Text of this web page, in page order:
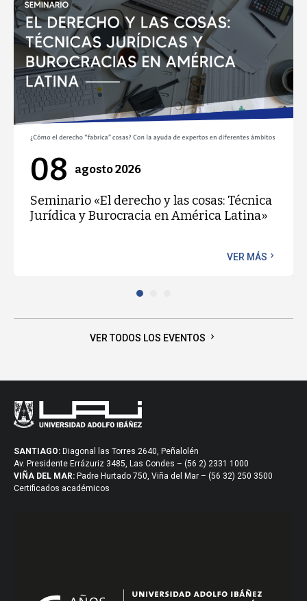
08 agosto 2026
Seminario «El derecho y las cosas: Técnica
Jurídica y Burocracia en América Latina»
VER MÁS chevron_right
VER TODOS LOS EVENTOS chevron_right
SANTIAGO: Diagonal las Torres 2640, Peñalolén
Av. Presidente Errázuriz 3485, Las Condes – (56 2) 2331 1000
VIÑA DEL MAR: Padre Hurtado 750, Viña del Mar – (56 32) 250 3500
Certificados académicos